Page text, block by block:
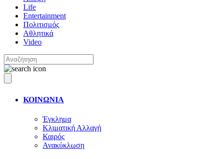
Life
Entertainment
Πολιτισμός
Αθλητικά
Video
ΚΟΙΝΩΝΙΑ
Έγκλημα
Κλιματική Αλλαγή
Καιρός
Ανακύκλωση